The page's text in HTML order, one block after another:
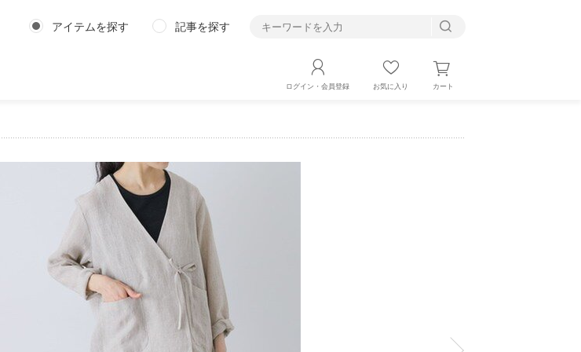
アイテムを探す 記事を探す
ログイン・会員登録 お気に入り カート